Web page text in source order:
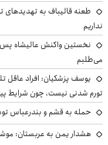
طعنه قالیباف به تهدیدهای
نداریم
نخستین واکنش عالیشاه پس
می‌طلبم
یوسف پزشکیان: افراد عاقل
تورم شدنی نیست، چون شرایط
حمله به قشم و بندرعباس
هشدار یمن به عربستان: